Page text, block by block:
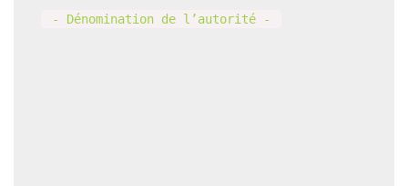
- Dénomination de l’autorité -